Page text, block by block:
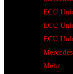
ECU
ECU
ECU
Mehr